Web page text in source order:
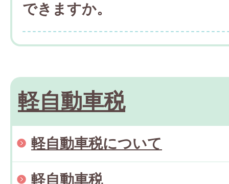
できますか。
軽自動車税
軽自動車税について
軽自動車税